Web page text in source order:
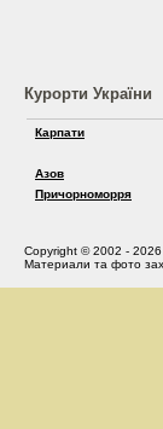
Курорти України
Карпати
Азов
Причорноморря
Copyright © 2002 - 2026
Материали та фото